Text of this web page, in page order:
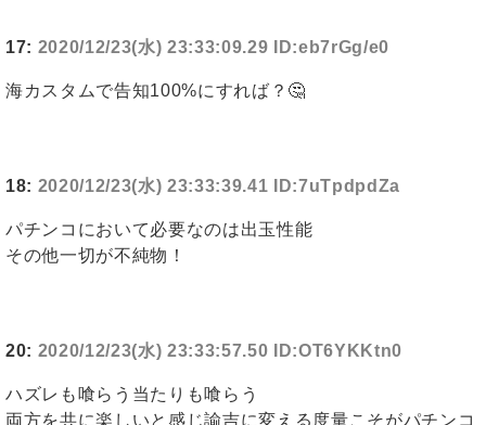
17: 2020/12/23(水) 23:33:09.29 ID:eb7rGg/e0
海カスタムで告知100%にすれば？🤔
18: 2020/12/23(水) 23:33:39.41 ID:7uTpdpdZa
パチンコにおいて必要なのは出玉性能
その他一切が不純物！
20: 2020/12/23(水) 23:33:57.50 ID:OT6YKKtn0
ハズレも喰らう当たりも喰らう
両方を共に楽しいと感じ諭吉に変える度量こそがパチンコ